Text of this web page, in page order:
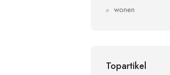
wonen
Topartikel